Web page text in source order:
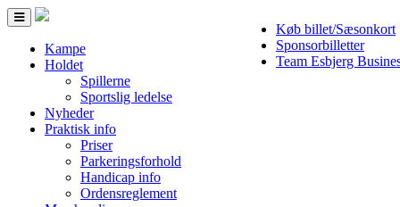
Køb billet/Sæsonkort
Sponsorbilletter
Team Esbjerg
Toggle
navigation
Kampe
Holdet
Spillerne
Sportslig ledelse
Nyheder
Praktisk info
Priser
Parkeringsforhold
Handicap info
Ordensreglement